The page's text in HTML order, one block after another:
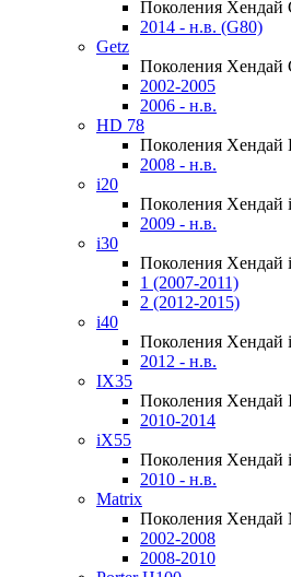
Поколения Хендай
2014 - н.в. (G80)
Getz
Поколения Хендай
2002-2005
2006 - н.в.
HD 78
Поколения Хендай
2008 - н.в.
i20
Поколения Хендай
2009 - н.в.
i30
Поколения Хендай
1 (2007-2011)
2 (2012-2015)
i40
Поколения Хендай
2012 - н.в.
IX35
Поколения Хендай
2010-2014
iX55
Поколения Хендай
2010 - н.в.
Matrix
Поколения Хендай
2002-2008
2008-2010